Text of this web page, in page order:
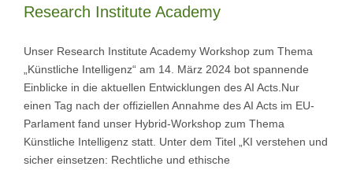
Research Institute Academy
Unser Research Institute Academy Workshop zum Thema
„Künstliche Intelligenz“ am 14. März 2024 bot spannende
Einblicke in die aktuellen Entwicklungen des AI Acts.Nur
einen Tag nach der offiziellen Annahme des AI Acts im EU-
Parlament fand unser Hybrid-Workshop zum Thema
Künstliche Intelligenz statt. Unter dem Titel „KI verstehen und
sicher einsetzen: Rechtliche und ethische